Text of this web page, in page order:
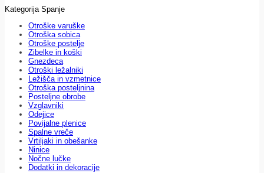
Kategorija Spanje
Otroške varuške
Otroška sobica
Otroške postelje
Zibelke in koški
Gnezdeca
Otroški ležalniki
Ležišča in vzmetnice
Otroška posteljnina
Posteljne obrobe
Vzglavniki
Odejice
Povijalne plenice
Spalne vreče
Vrtiljaki in obešanke
Ninice
Nočne lučke
Dodatki in dekoracije